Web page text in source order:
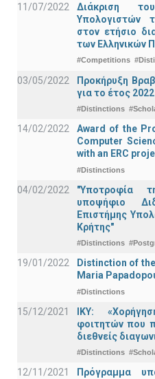
11/07/2022
Διάκριση
Υπολογιστών
στον ετήσιο
των Ελληνικών
#Competitions
03/05/2022
Προκήρυξη
για το έτος 2022
#Distinctions
14/02/2022
Award of the
Computer
with an ERC
#Distinctions
04/02/2022
"Υποτροφία
υποψήφιο
Επιστήμης
Κρήτης"
#Distinctions
19/01/2022
Distinction of
Maria
#Distinctions
15/12/2021
IKY:
φοιτητών που
διεθνείς
#Distinctions
12/11/2021
Πρόγραμμα